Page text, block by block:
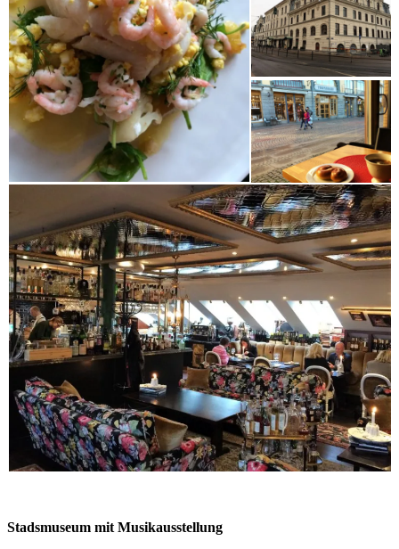
Stadsmuseum mit Musikausstellung